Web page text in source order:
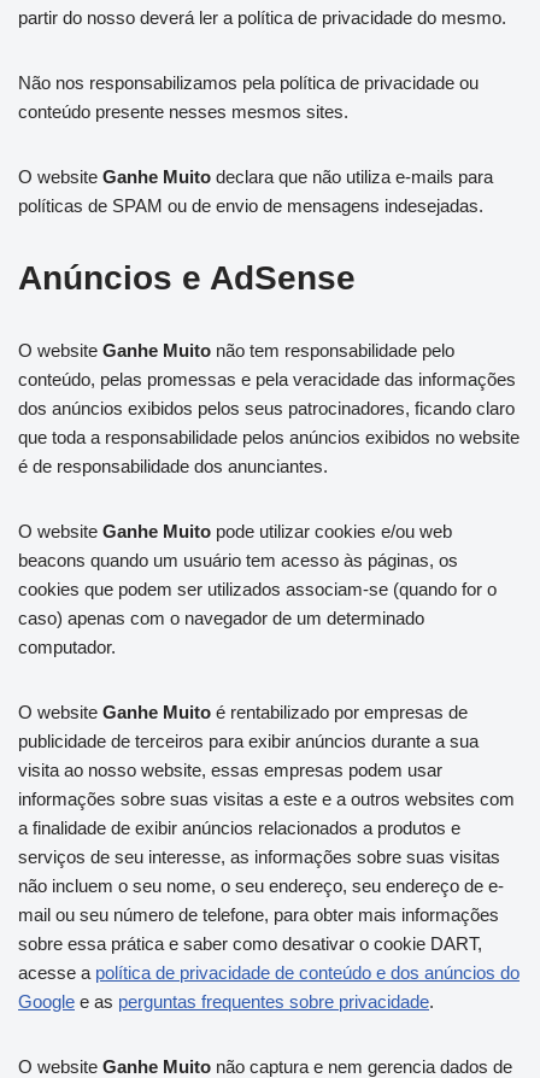
partir do nosso deverá ler a política de privacidade do mesmo.
Não nos responsabilizamos pela política de privacidade ou
conteúdo presente nesses mesmos sites.
O website Ganhe Muito declara que não utiliza e-mails para
políticas de SPAM ou de envio de mensagens indesejadas.
Anúncios e AdSense
O website Ganhe Muito não tem responsabilidade pelo
conteúdo, pelas promessas e pela veracidade das informações
dos anúncios exibidos pelos seus patrocinadores, ficando claro
que toda a responsabilidade pelos anúncios exibidos no website
é de responsabilidade dos anunciantes.
O website Ganhe Muito pode utilizar cookies e/ou web
beacons quando um usuário tem acesso às páginas, os
cookies que podem ser utilizados associam-se (quando for o
caso) apenas com o navegador de um determinado
computador.
O website Ganhe Muito é rentabilizado por empresas de
publicidade de terceiros para exibir anúncios durante a sua
visita ao nosso website, essas empresas podem usar
informações sobre suas visitas a este e a outros websites com
a finalidade de exibir anúncios relacionados a produtos e
serviços de seu interesse, as informações sobre suas visitas
não incluem o seu nome, o seu endereço, seu endereço de e-
mail ou seu número de telefone, para obter mais informações
sobre essa prática e saber como desativar o cookie DART,
acesse a política de privacidade de conteúdo e dos anúncios do
Google e as perguntas frequentes sobre privacidade.
O website Ganhe Muito não captura e nem gerencia dados de